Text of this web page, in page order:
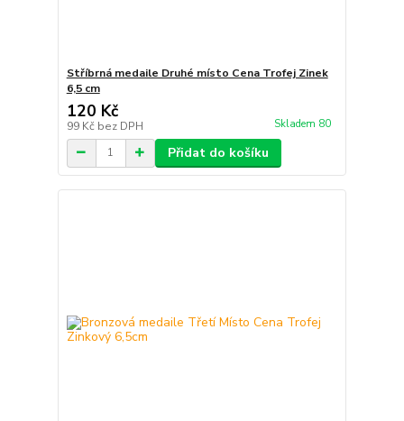
Stříbrná medaile Druhé místo Cena Trofej Zinek
6,5 cm
120 Kč
99 Kč bez DPH Skladem 80
Přidat do košíku